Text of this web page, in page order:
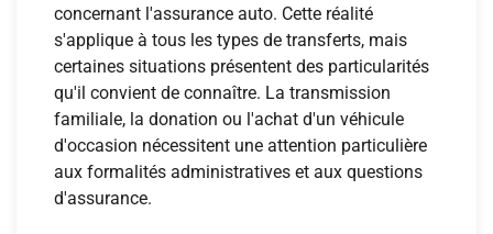
concernant l'assurance auto. Cette réalité
s'applique à tous les types de transferts, mais
certaines situations présentent des particularités
qu'il convient de connaître. La transmission
familiale, la donation ou l'achat d'un véhicule
d'occasion nécessitent une attention particulière
aux formalités administratives et aux questions
d'assurance.